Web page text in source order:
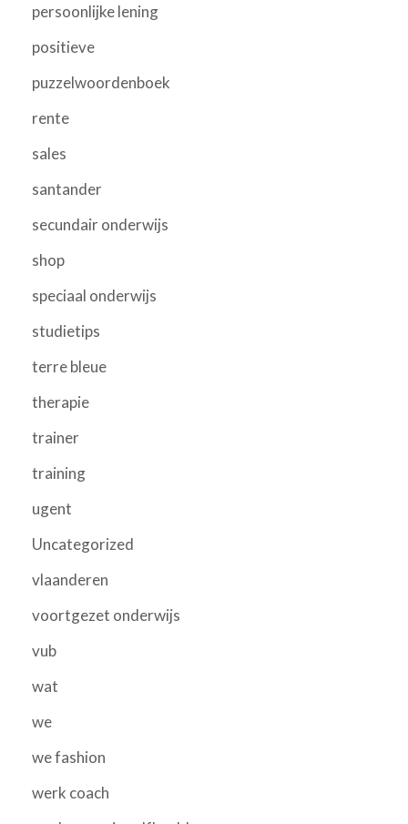
persoonlijke lening
positieve
puzzelwoordenboek
rente
sales
santander
secundair onderwijs
shop
speciaal onderwijs
studietips
terre bleue
therapie
trainer
training
ugent
Uncategorized
vlaanderen
voortgezet onderwijs
vub
wat
we
we fashion
werk coach